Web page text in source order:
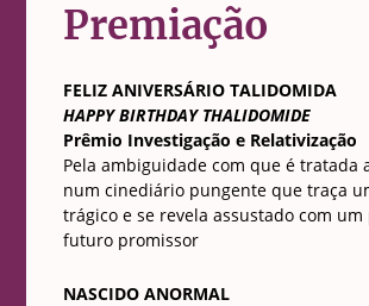
Premiação
FELIZ ANIVERSÁRIO TALIDOMIDA
HAPPY BIRTHDAY THALIDOMIDE
Prêmio Investigação e Relativização
Pela ambiguidade com que é tratada
num cinediário pungente que traça
trágico e se revela assustado com um
futuro promissor
NASCIDO ANORMAL